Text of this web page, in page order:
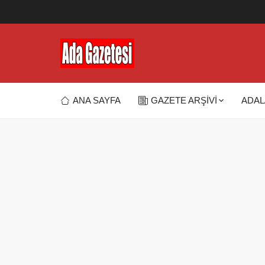
ANA SAYFA GAZETE ARŞİVİ